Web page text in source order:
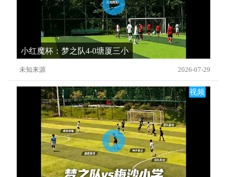
小红魔杯：梦之队4-0塘厦三小
未知来源 2026-07-29
视频